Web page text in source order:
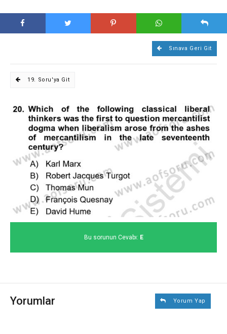
Sınava Geri Git
19. Soru'ya Git
Bu sorunun Cevabı: E
Yorumlar Yorum Yap